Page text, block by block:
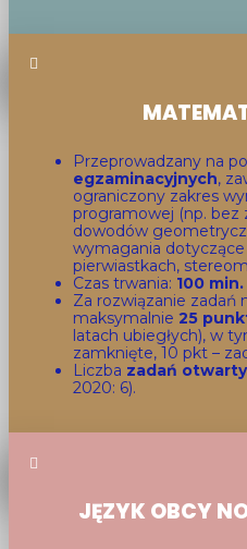

Przeprowadzany na
egzaminacyjnych,
ograniczony zakres
programowej (np. bez
dowodów
wymagania dotyczące
pierwiastkach,
Czas trwania: 100 min.
Za rozwiązanie zadań
maksymalnie25
latach ubiegłych), w
zamknięte, 10 pkt –
Liczba zadań
2020: 6).

JĘZYK OBCY